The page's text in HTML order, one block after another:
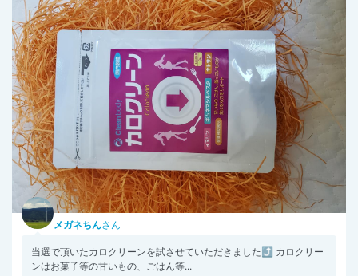
メガネちんさん
当選で頂いたカロクリーンを試させていただきました⤴️ カロクリー
ンはお菓子等の甘いもの、ごはん等...